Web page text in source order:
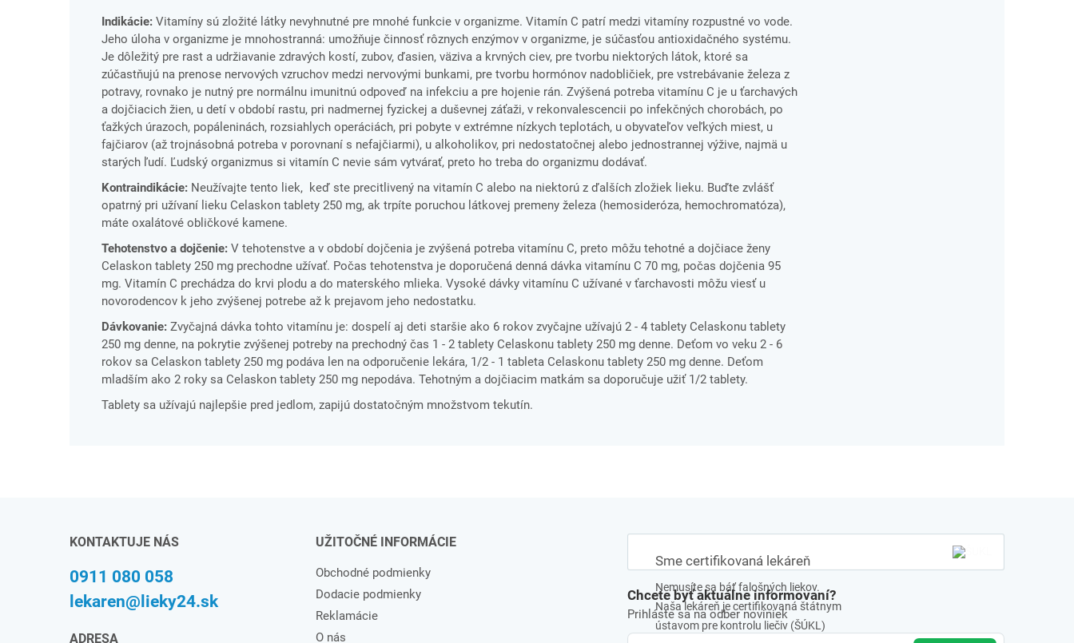
Indikácie: Vitamíny sú zložité látky nevyhnutné pre mnohé funkcie v organizme. Vitamín C patrí medzi vitamíny rozpustné vo vode.
Jeho úloha v organizme je mnohostranná: umožňuje činnosť rôznych enzýmov v organizme, je súčasťou antioxidačného systému.
Je dôležitý pre rast a udržiavanie zdravých kostí, zubov, ďasien, väziva a krvných ciev, pre tvorbu niektorých látok, ktoré sa
zúčastňujú na prenose nervových vzruchov medzi nervovými bunkami, pre tvorbu hormónov nadobličiek, pre vstrebávanie železa z
potravy, rovnako je nutný pre normálnu imunitnú odpoveď na infekciu a pre hojenie rán. Zvýšená potreba vitamínu C je u ťarchavých
a dojčiacich žien, u detí v období rastu, pri nadmernej fyzickej a duševnej záťaži, v rekonvalescencii po infekčných chorobách, po
ťažkých úrazoch, popáleninách, rozsiahlych operáciách, pri pobyte v extrémne nízkych teplotách, u obyvateľov veľkých miest, u
fajčiarov (až trojnásobná potreba v porovnaní s nefajčiarmi), u alkoholikov, pri nedostatočnej alebo jednostrannej výžive, najmä u
starých ľudí. Ľudský organizmus si vitamín C nevie sám vytvárať, preto ho treba do organizmu dodávať.
Kontraindikácie: Neužívajte tento liek, keď ste precitlivený na vitamín C alebo na niektorú z ďalších zložiek lieku. Buďte zvlášť
opatrný pri užívaní lieku Celaskon tablety 250 mg, ak trpíte poruchou látkovej premeny železa (hemosideróza, hemochromatóza),
máte oxalátové obličkové kamene.
Tehotenstvo a dojčenie: V tehotenstve a v období dojčenia je zvýšená potreba vitamínu C, preto môžu tehotné a dojčiace ženy
Celaskon tablety 250 mg prechodne užívať. Počas tehotenstva je doporučená denná dávka vitamínu C 70 mg, počas dojčenia 95
mg. Vitamín C prechádza do krvi plodu a do materského mlieka. Vysoké dávky vitamínu C užívané v ťarchavosti môžu viesť u
novorodencov k jeho zvýšenej potrebe až k prejavom jeho nedostatku.
Dávkovanie: Zvyčajná dávka tohto vitamínu je: dospelí aj deti staršie ako 6 rokov zvyčajne užívajú 2 - 4 tablety Celaskonu tablety
250 mg denne, na pokrytie zvýšenej potreby na prechodný čas 1 - 2 tablety Celaskonu tablety 250 mg denne. Deťom vo veku 2 - 6
rokov sa Celaskon tablety 250 mg podáva len na odporučenie lekára, 1/2 - 1 tableta Celaskonu tablety 250 mg denne. Deťom
mladším ako 2 roky sa Celaskon tablety 250 mg nepodáva. Tehotným a dojčiacim matkám sa doporučuje užiť 1/2 tablety.
Tablety sa užívajú najlepšie pred jedlom, zapijú dostatočným množstvom tekutín.
Sme certifikovaná lekáreň
Nemusíte sa báť falošných liekov.
Naša lekáreň je certifikovaná štátnym
ústavom pre kontrolu liečiv (ŠÚKL)
KONTAKTUJE NÁS
0911 080 058
lekaren@lieky24.sk
ADRESA
UŽITOČNÉ INFORMÁCIE
Obchodné podmienky
Dodacie podmienky
Reklamácie
O nás
Chcete byť aktuálne informovaní?
Prihláste sa na odber noviniek